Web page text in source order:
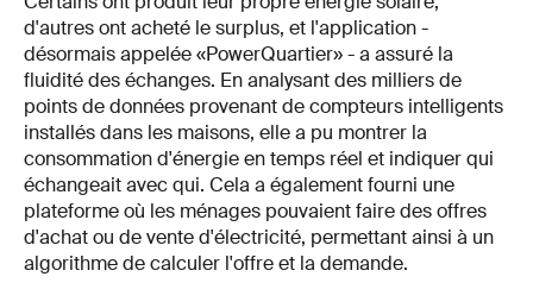
d'autres ont acheté le surplus, et l'application -
désormais appelée «PowerQuartier» - a assuré la
fluidité des échanges. En analysant des milliers de
points de données provenant de compteurs intelligents
installés dans les maisons, elle a pu montrer la
consommation d'énergie en temps réel et indiquer qui
échangeait avec qui. Cela a également fourni une
plateforme où les ménages pouvaient faire des offres
d'achat ou de vente d'électricité, permettant ainsi à un
algorithme de calculer l'offre et la demande.